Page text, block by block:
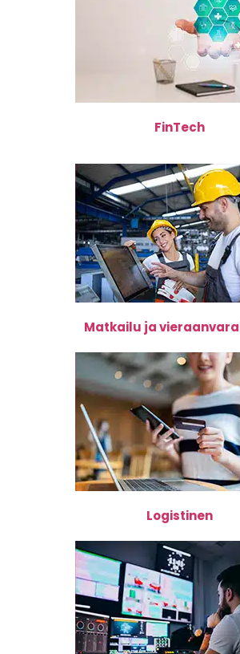
FinTech
Matkailu ja
Logistinen